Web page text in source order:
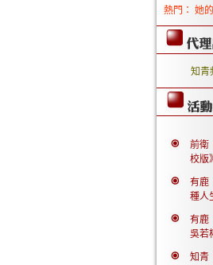
熱門： 她
知青
前衛
校版
有鹿
種人
有鹿
吳若
知青